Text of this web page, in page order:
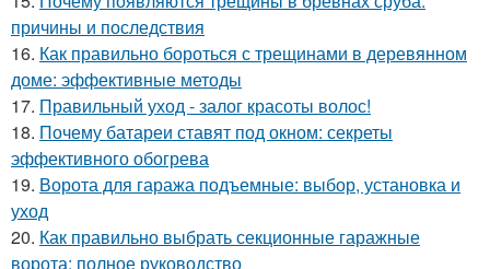
причины и последствия
16. Как правильно бороться с трещинами в деревянном
доме: эффективные методы
17. Правильный уход - залог красоты волос!
18. Почему батареи ставят под окном: секреты
эффективного обогрева
19. Ворота для гаража подъемные: выбор, установка и
уход
20. Как правильно выбрать секционные гаражные
ворота: полное руководство